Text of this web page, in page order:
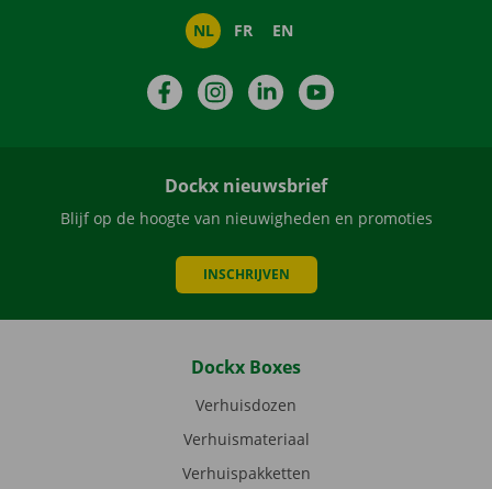
NL FR EN
FacebookInstagramLinkedIn
Dockx nieuwsbrief
Blijf op de hoogte van nieuwigheden en promoties
INSCHRIJVEN
Dockx Boxes
Verhuisdozen
Verhuismateriaal
Verhuispakketten